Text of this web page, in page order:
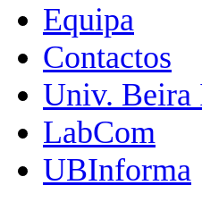
Equipa
Contactos
Univ. Beira
LabCom
UBInforma